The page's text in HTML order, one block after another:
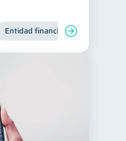
Entidad financiera